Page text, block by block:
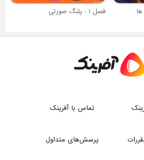
تماس با آفرینک
پرسش‌های متداول